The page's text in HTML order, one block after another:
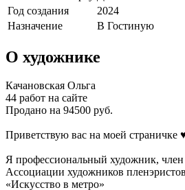
Год создания
2024
Назначение
В Гостиную
О художнике
Качановская Ольга
44 работ на сайте
Продано на 94500 руб.
Приветствую вас на моей страничке
Я профессиональный художник,
Ассоциации художников
«Искусство в метро»